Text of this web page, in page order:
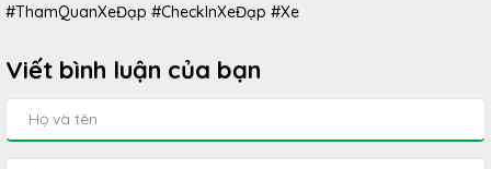
#ThamQuanXeĐạp #CheckInXeĐạp #Xe
Viết bình luận của bạn